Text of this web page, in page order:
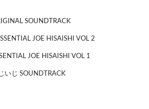
SOUNDTRACK
JOE HISAISHI VOL 2
JOE HISAISHI VOL 1
いじ SOUNDTRACK